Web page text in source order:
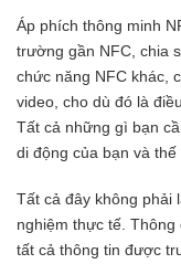
Áp phích thông minh
trường gần NFC, chia
chức năng NFC khác,
video, cho dù đó là
Tất cả những gì bạn
di động của bạn và
Tất cả đây không phải
nghiệm thực tế. Thông
tất cả thông tin được